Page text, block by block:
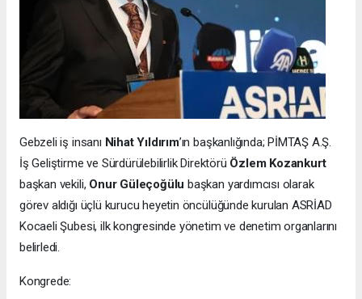
Gebzeli iş insanı Nihat Yıldırım’ın başkanlığında; PİMTAŞ A.Ş.
İş Geliştirme ve Sürdürülebilirlik Direktörü Özlem Kozankurt
başkan vekili, Onur Güleçoğülu başkan yardımcısı olarak
görev aldığı üçlü kurucu heyetin öncülüğünde kurulan ASRİAD
Kocaeli Şubesi, ilk kongresinde yönetim ve denetim organlarını
belirledi.
Kongrede: